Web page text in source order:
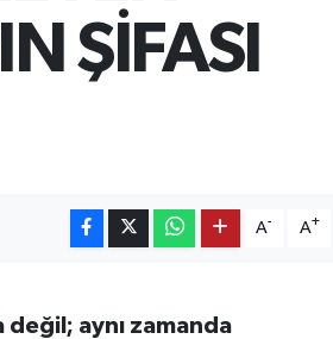
ŞİFASI
A- A+
değil; aynı zamanda